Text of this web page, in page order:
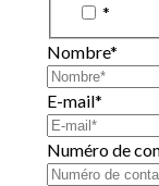
*
Nombre*
E-mail*
Numéro de